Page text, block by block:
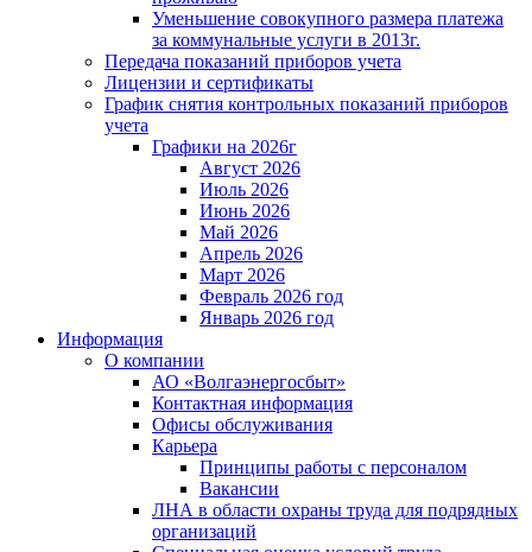
Уменьшение совокупного размера платежа
за коммунальные услуги в 2013г.
Передача показаний приборов учета
Лицензии и сертификаты
График снятия контрольных показаний приборов
учета
Графики на 2026г
Август 2026
Июль 2026
Июнь 2026
Май 2026
Апрель 2026
Март 2026
Февраль 2026 год
Январь 2026 год
Информация
О компании
АО «Волгаэнергосбыт»
Контактная информация
Офисы обслуживания
Карьера
Принципы работы с персоналом
Вакансии
ЛНА в области охраны труда для подрядных
организаций